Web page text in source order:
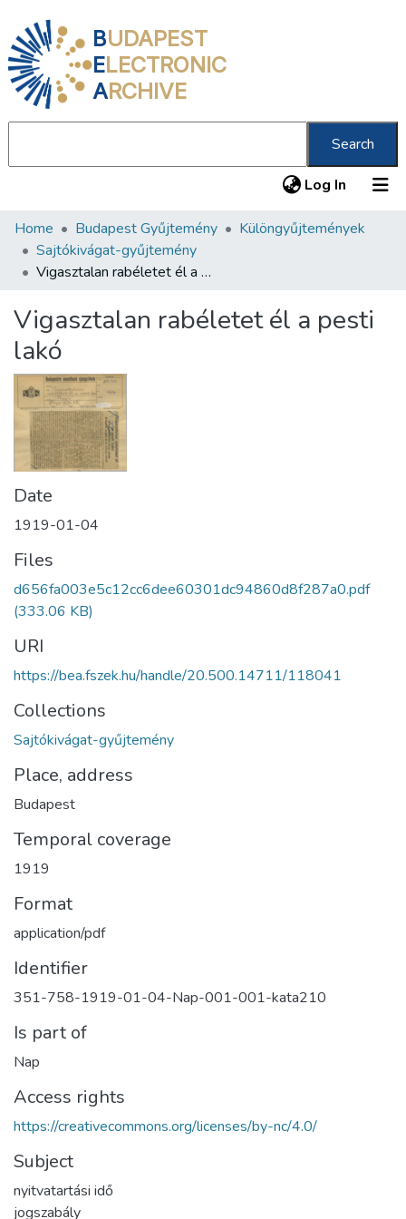
BUDAPEST
ELECTRONIC
ARCHIVE
Search
Log In (current)
Communities & Collections
All of DSpace
About us
Home Budapest Gyűjtemény
Különgyűjtemények
Sajtókivágat-gyűjtemény
Vigasztalan rabéletet él a pesti lakó
Vigasztalan rabéletet él a pesti
lakó
Date
1919-01-04
Files
d656fa003e5c12cc6dee60301dc94860d8f287a0.pdf
(333.06 KB)
URI
https://bea.fszek.hu/handle/20.500.14711/118041
Collections
Sajtókivágat-gyűjtemény
Place, address
Budapest
Temporal coverage
1919
Format
application/pdf
Identifier
351-758-1919-01-04-Nap-001-001-kata210
Is part of
Nap
Access rights
https://creativecommons.org/licenses/by-nc/4.0/
Subject
nyitvatartási idő
jogszabály